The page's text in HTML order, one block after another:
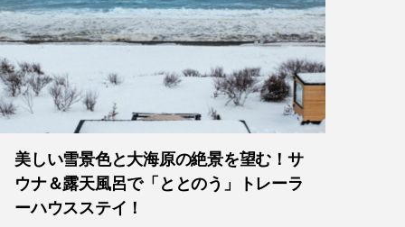
美しい雪景色と大海原の絶景を望む！サ
ウナ＆露天風呂で「ととのう」トレーラ
ーハウスステイ！